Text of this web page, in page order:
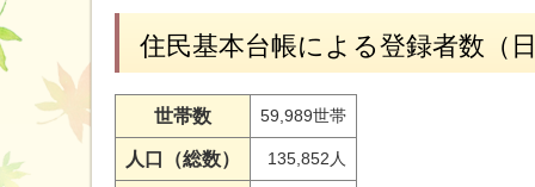
住民基本台帳による登録者数（日
世帯数 59,989世帯
人口（総数） 135,852人